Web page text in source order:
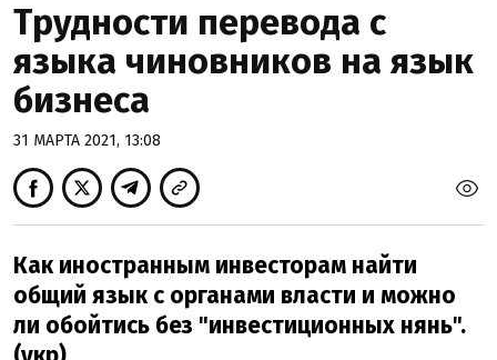
Трудности перевода с
языка чиновников на язык
бизнеса
31 МАРТА 2021, 13:08
Как иностранным инвесторам найти
общий язык с органами власти и можно
ли обойтись без "инвестиционных нянь".